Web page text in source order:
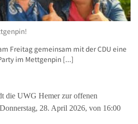
Freitag gemeinsam mit der CDU eine
im Mettgenpin [...]